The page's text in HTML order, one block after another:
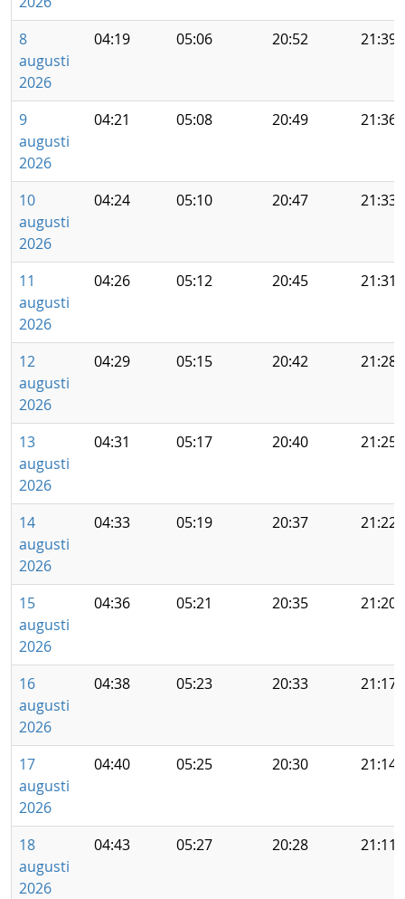
8
augusti
2026
04:19 05:06 20:52 21:39
9
augusti
2026
04:21 05:08 20:49 21:36
10
augusti
2026
04:24 05:10 20:47 21:33
11
augusti
2026
04:26 05:12 20:45 21:31
12
augusti
2026
04:29 05:15 20:42 21:28
13
augusti
2026
04:31 05:17 20:40 21:25
14
augusti
2026
04:33 05:19 20:37 21:22
15
augusti
2026
04:36 05:21 20:35 21:20
16
augusti
2026
04:38 05:23 20:33 21:17
17
augusti
2026
04:40 05:25 20:30 21:14
18
augusti
2026
04:43 05:27 20:28 21:11